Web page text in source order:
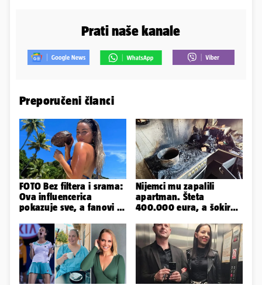
Prati naše kanale
Preporučeni članci
FOTO Bez filtera i srama:
Ova influencerica
pokazuje sve, a fanovi je
Nijemci mu zapalili
apartman. Šteta
400.000 eura, a šokirao